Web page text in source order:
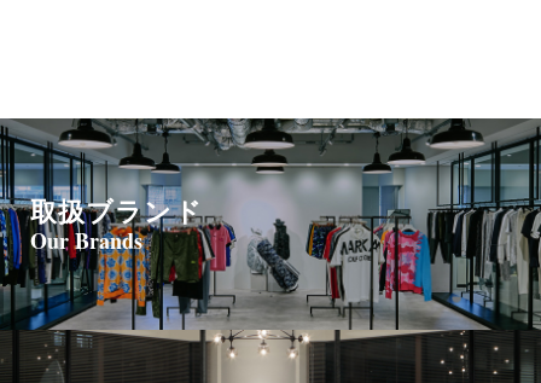
取扱ブランド
Our Brands